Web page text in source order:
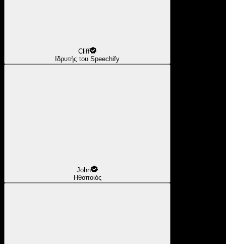
Cliff
Ιδρυτής του Speechify
John
Ηθοποιός